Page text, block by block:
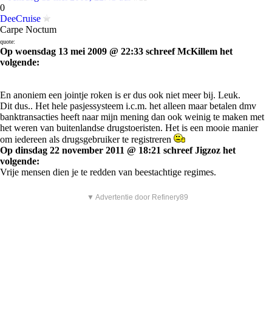
0
DeeCruise
Carpe Noctum
quote:
Op woensdag 13 mei 2009 @ 22:33 schreef McKillem het
volgende:
En anoniem een jointje roken is er dus ook niet meer bij. Leuk.
Dit dus.. Het hele pasjessysteem i.c.m. het alleen maar betalen dmv
banktransacties heeft naar mijn mening dan ook weinig te maken met
het weren van buitenlandse drugstoeristen. Het is een mooie manier
om iedereen als drugsgebruiker te registreren
Op dinsdag 22 november 2011 @ 18:21 schreef Jigzoz het
volgende:
Vrije mensen dien je te redden van beestachtige regimes.
▼ Advertentie door Refinery89